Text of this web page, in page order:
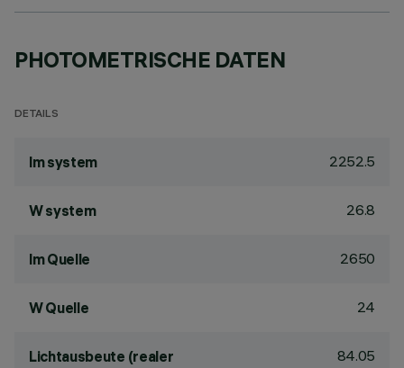
PHOTOMETRISCHE DATEN
DETAILS
lm system 2252.5
W system 26.8
lm Quelle 2650
W Quelle 24
Lichtausbeute (realer
84.05